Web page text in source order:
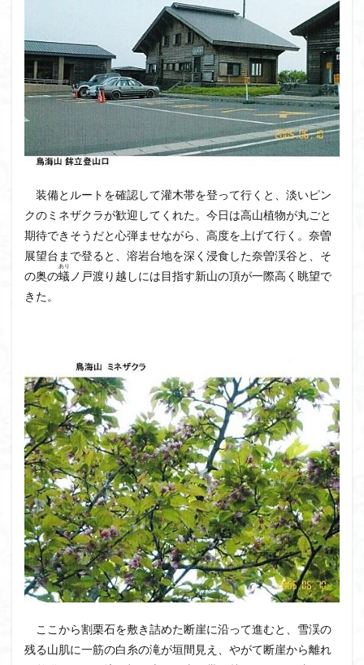
装備とルートを確認して灌木帯を登って行くと、淡いピン
クのミネザクラが歓迎してくれた。今日は高山植物が丸ごと
期待できそうだと心弾ませながら、高度を上げて行く。奈曽
展望台まで登ると、溶岩台地を深く浸食した奈曽渓谷と、そ
の奥の蟻
あり
ノ戸渡り越しには目指す新山の頂が一際高く眺望で
きた。
ここから割栗石を敷き詰めた断崖に沿って進むと、雪渓の
残る山肌に一筋の白糸の滝が垣間見え、やがて断崖から離れ
ラショウモンカズラ
ヨシバシオガマ
ユカデ
ヤマイワカガミ
ポンポン山
ヤシオツツジ
モルゲンロート
ムラサキヤシオ
ムラサキケマン
ムツおばあさん
ミヤマキンバイ
ミヤマカタバミ
ミネザクラ
みなかみ町
みどり池 ミツマタ
ミツバツツジ
マユミ
マッターホルン チャニー
たばこ神社
お花見
お坊山 オノエラン
オオイヌノフグリ
エビネ
エゾシカ エゾシオガマ
ウメバチソウ
ウスユキソウ
キギノ沢 ウサギギク
インド
イワツメクサ
アキチョウジ
アカヤシオ
アウリ高原
カワヅザクラ
キタミソウ
タツミソウ
ジジ岩・ババ岩
タチツボスミレ
タケノコ
ダケガンバの倒木
タカネシオガマ
ダイヤモンド富士
ダイコンソウ
そば福
シロヤシオ
シロバナイワカガミ
シラネアオイ
ジョシマート
ショウジョウバカマ
シャクナゲ
シモツケソウ
シヴァ神 キノコ狩り
シーク教
サンカヨウ
ザゼンソウ
コンロンソウ
コマクサ
コイワカガミ
コアジサイ
クアリ峠
ギンリョウソウ
ギンラン